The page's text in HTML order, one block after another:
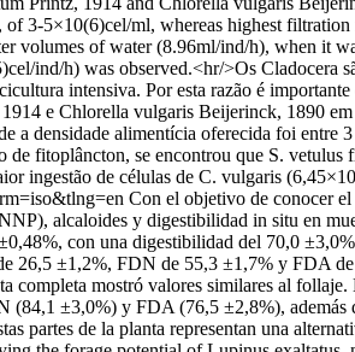
3-5×10(6)cel/ml, whereas highest
volumes of water (8.96ml/ind/h), when it
ind/h) was observed.<hr/>Os Cladocera
intensiva. Por esta razão é
e Chlorella vulgaris Beijerinck, 1890
a densidade alimentícia oferecida foi entre
fitoplâncton, se encontrou que S.
ingestão de células de C. vulgaris
Con el objetivo de conocer
alcaloides y digestibilidad in situ en
con una digestibilidad del 70,0
±1,2%, FDN de 55,3 ±1,7% y FDA
mostró valores similares al
±3,0%) y FDA (76,5 ±2,8%),
partes de la planta representan una